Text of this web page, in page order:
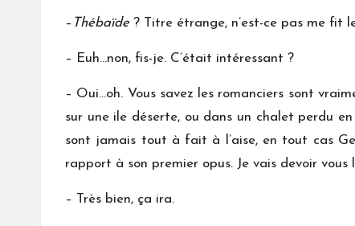
– Thébaïde ? Titre étrange, n’est-ce pas me fit
– Euh…non, fis-je. C’était intéressant ?
– Oui…oh. Vous savez les romanciers sont
sur une ile déserte, ou dans un chalet perdu
sont jamais tout à fait à l’aise, en tout cas
rapport à son premier opus. Je vais devoir
– Très bien, ça ira.